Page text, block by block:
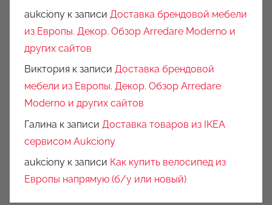
aukciony к записи Доставка брендовой мебели
из Европы. Декор. Обзор Arredare Moderno и
других сайтов
Виктория к записи Доставка брендовой
мебели из Европы. Декор. Обзор Arredare
Moderno и других сайтов
Галина к записи Доставка товаров из IKEA
сервисом Aukciony
aukciony к записи Как купить велосипед из
Европы напрямую (б/у или новый)